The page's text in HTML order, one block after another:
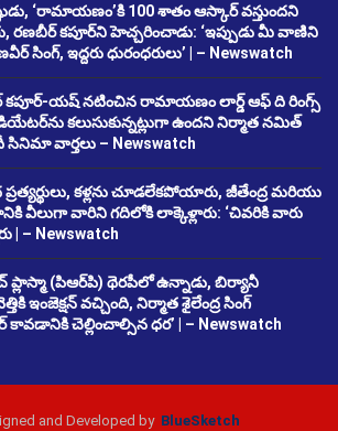
‘రామాయణం’కి 100 శాతం ఆస్కార్ వస్తుందని
రణబీర్ కపూర్‌ని హెచ్చరించాడు: ‘ఇప్పుడు మీ వాణిని
సింగ్, ఇద్దరు ధురంధరులు’ | – Newswatch
కపూర్-యష్ నటించిన రామాయణం లార్డ్ ఆఫ్ ది రింగ్స్
కలుసుకున్నట్లుగా ఉందని నిర్మాత నమిత్
సినిమా వార్తలు – Newswatch
కళ్లను చూడలేకపోయారు, జీతేంద్ర మరియు
వీలుగా వారిని గదిలోకి లాక్కెళ్లారు: ‘చివరికి వారు
| – Newswatch
ప్లాస్మా (పిఆర్‌పి) థెరపీలో ఉన్నాడు, బిర్యానీ
ఇంజెక్షన్ వచ్చింది, నిర్మాత శైలేంద్ర సింగ్
కావడానికి చెల్లించాల్సిన ధర’ | – Newswatch
and Developed by BlueSketch